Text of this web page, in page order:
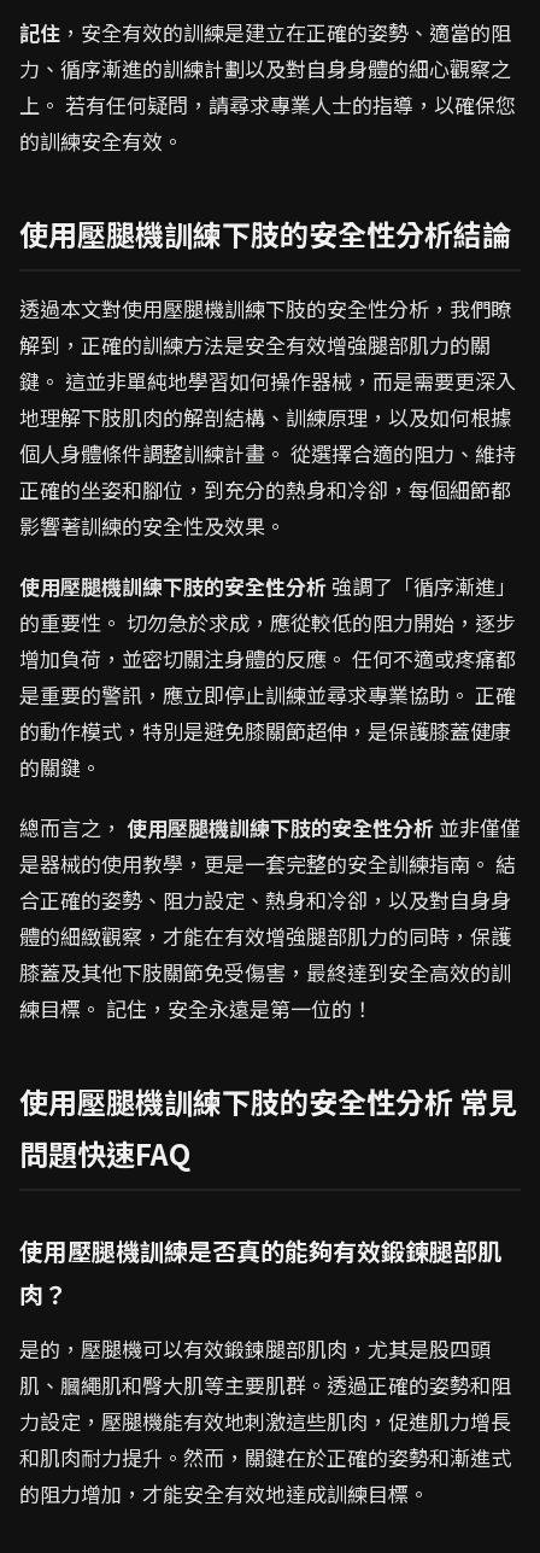
記住 ，安全有效的訓練是建立在正確的姿勢、適當的阻
力、循序漸進的訓練計劃以及對自身身體的細心觀察之
上。 若有任何疑問，請尋求專業人士的指導，以確保您
的訓練安全有效。
使用壓腿機訓練下肢的安全性分析結論
透過本文對使用壓腿機訓練下肢的安全性分析，我們瞭
解到，正確的訓練方法是安全有效增強腿部肌力的關
鍵。 這並非單純地學習如何操作器械，而是需要更深入
地理解下肢肌肉的解剖結構、訓練原理，以及如何根據
個人身體條件調整訓練計畫。 從選擇合適的阻力、維持
正確的坐姿和腳位，到充分的熱身和冷卻，每個細節都
影響著訓練的安全性及效果。
使用壓腿機訓練下肢的安全性分析 強調了「循序漸進」
的重要性。 切勿急於求成，應從較低的阻力開始，逐步
增加負荷，並密切關注身體的反應。 任何不適或疼痛都
是重要的警訊，應立即停止訓練並尋求專業協助。 正確
的動作模式，特別是避免膝關節超伸，是保護膝蓋健康
的關鍵。
總而言之， 使用壓腿機訓練下肢的安全性分析 並非僅僅
是器械的使用教學，更是一套完整的安全訓練指南。 結
合正確的姿勢、阻力設定、熱身和冷卻，以及對自身身
體的細緻觀察，才能在有效增強腿部肌力的同時，保護
膝蓋及其他下肢關節免受傷害，最終達到安全高效的訓
練目標。 記住，安全永遠是第一位的！
使用壓腿機訓練下肢的安全性分析 常見
問題快速FAQ
使用壓腿機訓練是否真的能夠有效鍛鍊腿部肌
肉？
是的，壓腿機可以有效鍛鍊腿部肌肉，尤其是股四頭
肌、膕繩肌和臀大肌等主要肌群。透過正確的姿勢和阻
力設定，壓腿機能有效地刺激這些肌肉，促進肌力增長
和肌肉耐力提升。然而，關鍵在於正確的姿勢和漸進式
的阻力增加，才能安全有效地達成訓練目標。